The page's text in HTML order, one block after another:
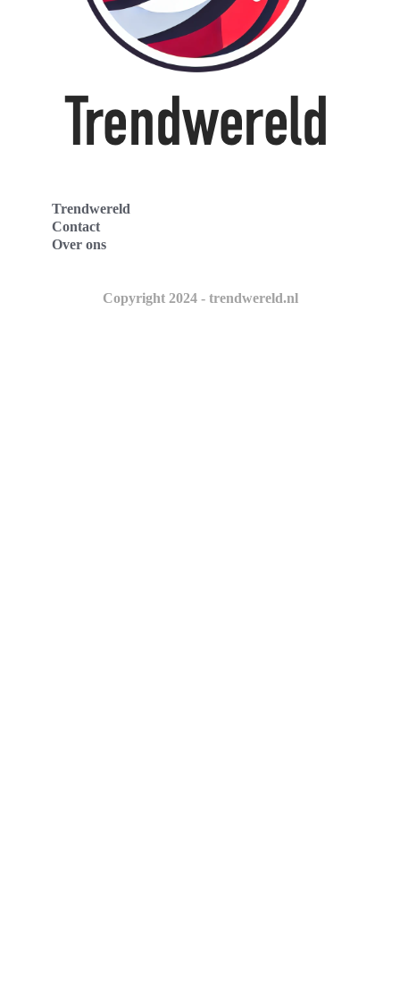
Trendwereld
Contact
Over ons
Copyright 2024 - trendwereld.nl